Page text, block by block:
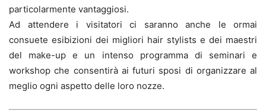
particolarmente vantaggiosi.
Ad attendere i visitatori ci saranno anche le ormai
consuete esibizioni dei migliori hair stylists e dei maestri
del make-up e un intenso programma di seminari e
workshop che consentirà ai futuri sposi di organizzare al
meglio ogni aspetto delle loro nozze.